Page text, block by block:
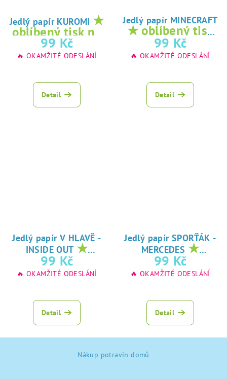
Jedlý papír KUROMI ★
oblíbený tisk na
jedlý papír
99 Kč
🔥 OKAMŽITÉ ODESLÁNÍ
Detail
Jedlý papír MINECRAFT
★ oblíbený tisk
na jedlý papír
99 Kč
🔥 OKAMŽITÉ ODESLÁNÍ
Detail
Jedlý papír V HLAVĚ -
INSIDE OUT ★
oblíbený tisk na
jedlý papír
99 Kč
🔥 OKAMŽITÉ ODESLÁNÍ
Detail
Jedlý papír SPORŤÁK -
MERCEDES ★
oblíbený tisk na
jedlý papír
99 Kč
🔥 OKAMŽITÉ ODESLÁNÍ
Detail
Nákup potravin domů